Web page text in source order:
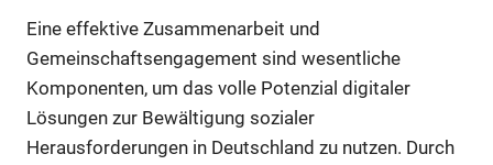
Eine effektive Zusammenarbeit und
Gemeinschaftsengagement sind wesentliche
Komponenten, um das volle Potenzial digitaler
Lösungen zur Bewältigung sozialer
Herausforderungen in Deutschland zu nutzen. Durch